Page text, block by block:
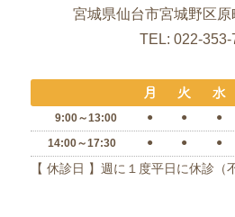
宮城県仙台市宮城野区
TEL: 022-353-
9:00～13:00 ● ● ●
14:00～17:30 ● ● ●
【 休診日 】週に１度平日に休診（